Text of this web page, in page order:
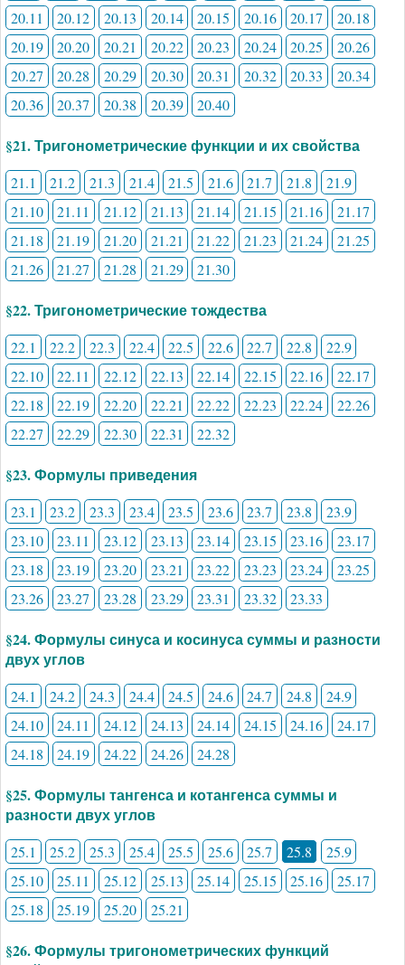
20.11
20.12 20.13 20.14 20.15 20.16 20.17
20.18
20.19
20.20 20.21 20.22 20.23 20.24 20.25
20.26
20.27
20.28 20.29 20.30 20.31 20.32 20.33
20.34
20.36
20.37 20.38 20.39 20.40
§21. Тригонометрические функции и их свойства
21.1 21.2 21.3 21.4 21.5 21.6 21.7 21.8
21.9
21.10
21.11 21.12 21.13 21.14 21.15 21.16
21.17
21.18
21.19 21.20 21.21 21.22 21.23 21.24
21.25
21.26
21.27 21.28 21.29 21.30
§22. Тригонометрические тождества
22.1 22.2 22.3 22.4 22.5 22.6 22.7 22.8
22.9
22.10
22.11 22.12 22.13 22.14 22.15 22.16
22.17
22.18
22.19 22.20 22.21 22.22 22.23 22.24
22.26
22.27
22.29 22.30 22.31 22.32
§23. Формулы приведения
23.1 23.2 23.3 23.4 23.5 23.6 23.7 23.8
23.9
23.10
23.11 23.12 23.13 23.14 23.15 23.16
23.17
23.18
23.19 23.20 23.21 23.22 23.23 23.24
23.25
23.26
23.27 23.28 23.29 23.31 23.32 23.33
§24. Формулы синуса и косинуса суммы и разности
двух углов
24.1 24.2 24.3 24.4 24.5 24.6 24.7 24.8
24.9
24.10
24.11 24.12 24.13 24.14 24.15 24.16
24.17
24.18
24.19 24.22 24.26 24.28
§25. Формулы тангенса и котангенса суммы и
разности двух углов
25.1 25.2 25.3 25.4 25.5 25.6 25.7 25.8
25.9
25.10
25.11 25.12 25.13 25.14 25.15 25.16
25.17
25.18
25.19 25.20 25.21
§26. Формулы тригонометрических функций